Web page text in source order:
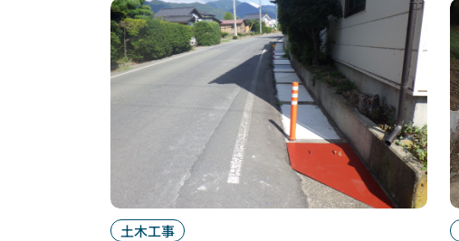
土木工事